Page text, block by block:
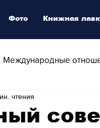
Международные
Наука и Технологии
чтения
Фото Книжная